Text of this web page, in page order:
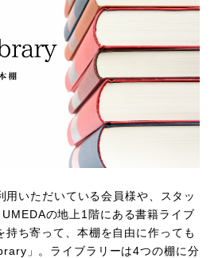
用いただいている会員様や、スタッ
の地上1階にある書籍ライブ
持ち寄って、本棚を自由に作っても
」。ライブラリーは4つの棚に分